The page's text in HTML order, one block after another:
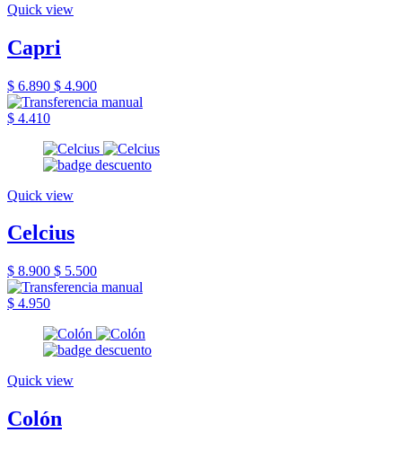
Quick view
Capri
$ 6.890 $ 4.900
$ 4.410
Quick view
Celcius
$ 8.900 $ 5.500
$ 4.950
Quick view
Colón